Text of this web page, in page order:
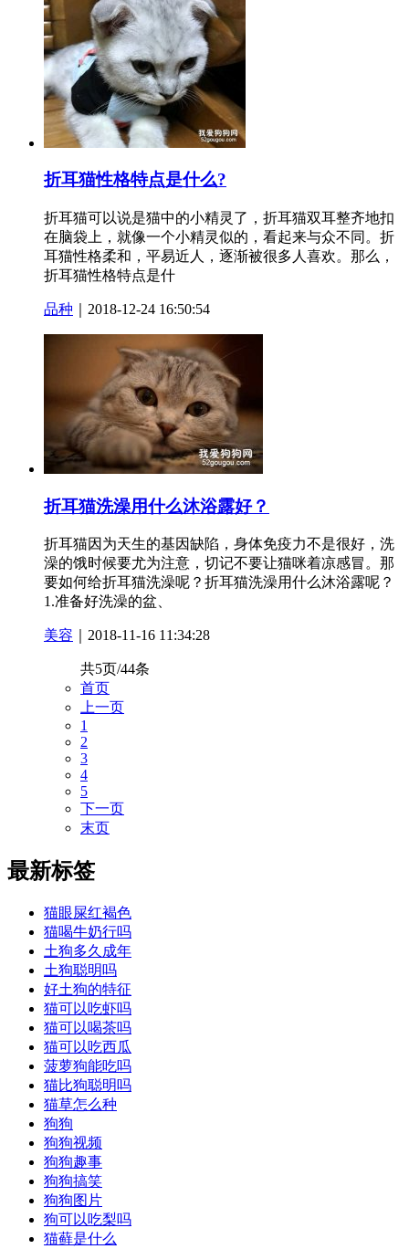
折耳猫性格特点是什么?
折耳猫可以说是猫中的小精灵了，折耳猫双耳整齐地扣
在脑袋上，就像一个小精灵似的，看起来与众不同。折
耳猫性格柔和，平易近人，逐渐被很多人喜欢。那么，
折耳猫性格特点是什
品种 ｜2018-12-24 16:50:54
折耳猫洗澡用什么沐浴露好？
折耳猫因为天生的基因缺陷，身体免疫力不是很好，洗
澡的饿时候要尤为注意，切记不要让猫咪着凉感冒。那
要如何给折耳猫洗澡呢？折耳猫洗澡用什么沐浴露呢？
1.准备好洗澡的盆、
美容 ｜2018-11-16 11:34:28
共5页/44条
首页
上一页
1
2
3
4
5
下一页
末页
最新标签
猫眼屎红褐色
猫喝牛奶行吗
土狗多久成年
土狗聪明吗
好土狗的特征
猫可以吃虾吗
猫可以喝茶吗
猫可以吃西瓜
菠萝狗能吃吗
猫比狗聪明吗
猫草怎么种
狗狗
狗狗视频
狗狗趣事
狗狗搞笑
狗狗图片
狗可以吃梨吗
猫藓是什么